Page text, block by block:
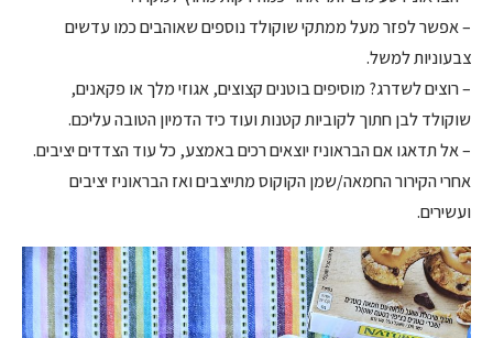
– אפשר לפזר מעל ממתקי שוקולד נוספים שאוהבים כמו עדשים
צבעוניות למשל.
– רוצים לשדרג? מוסיפים בוטנים קצוצים, אגוזי מלך או פקאנים,
שוקולד לבן חתוך לקוביות קטנות ועוד כיד הדמיון הטובה עליכם.
– אל תדאגו אם הבראוניז יוצאים רכים באמצע, כל עוד הצדדים יציבים.
אחרי הקירור החמאה/שמן הקוקוס מתייצבים ואז הבראוניז יציבים
ועשירים.